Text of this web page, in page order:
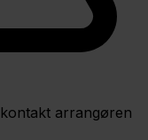
arrangøren